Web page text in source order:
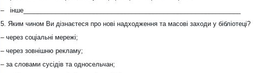
– інше______________________________________________________________
5. Яким чином Ви дізнаєтеся про нові надходження та масові заходи у бібліотеці?
– через соціальні мережі;
– через зовнішню рекламу;
– за словами сусідів та односельчан;